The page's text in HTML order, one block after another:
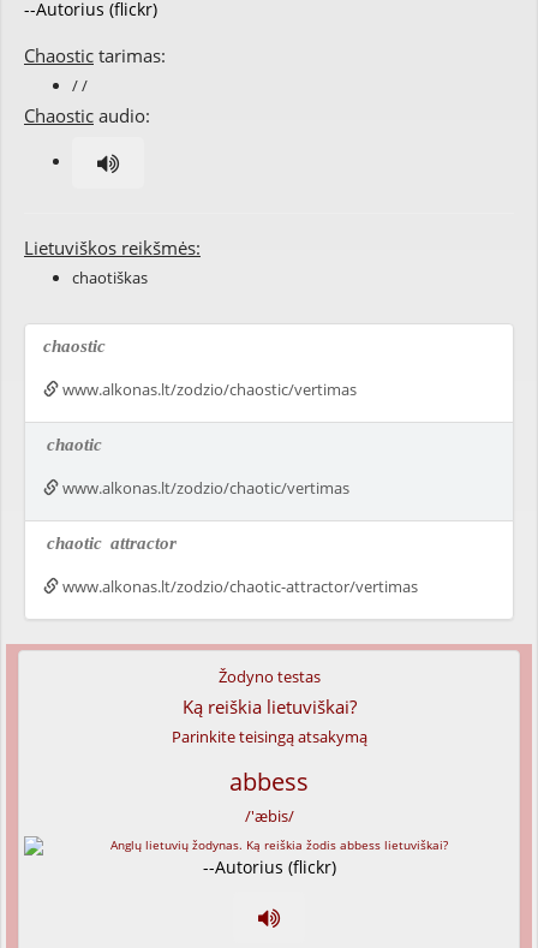
--Autorius (flickr)
Chaostic tarimas:
/ /
Chaostic audio:
Lietuviškos reikšmės:
chaotiškas
chaostic
www.alkonas.lt/zodzio/chaostic/vertimas
chaotic
www.alkonas.lt/zodzio/chaotic/vertimas
chaotic attractor
www.alkonas.lt/zodzio/chaotic-attractor/vertimas
Žodyno testas
Ką reiškia lietuviškai?
Parinkite teisingą atsakymą
abbess
/'æbis/
--Autorius (flickr)